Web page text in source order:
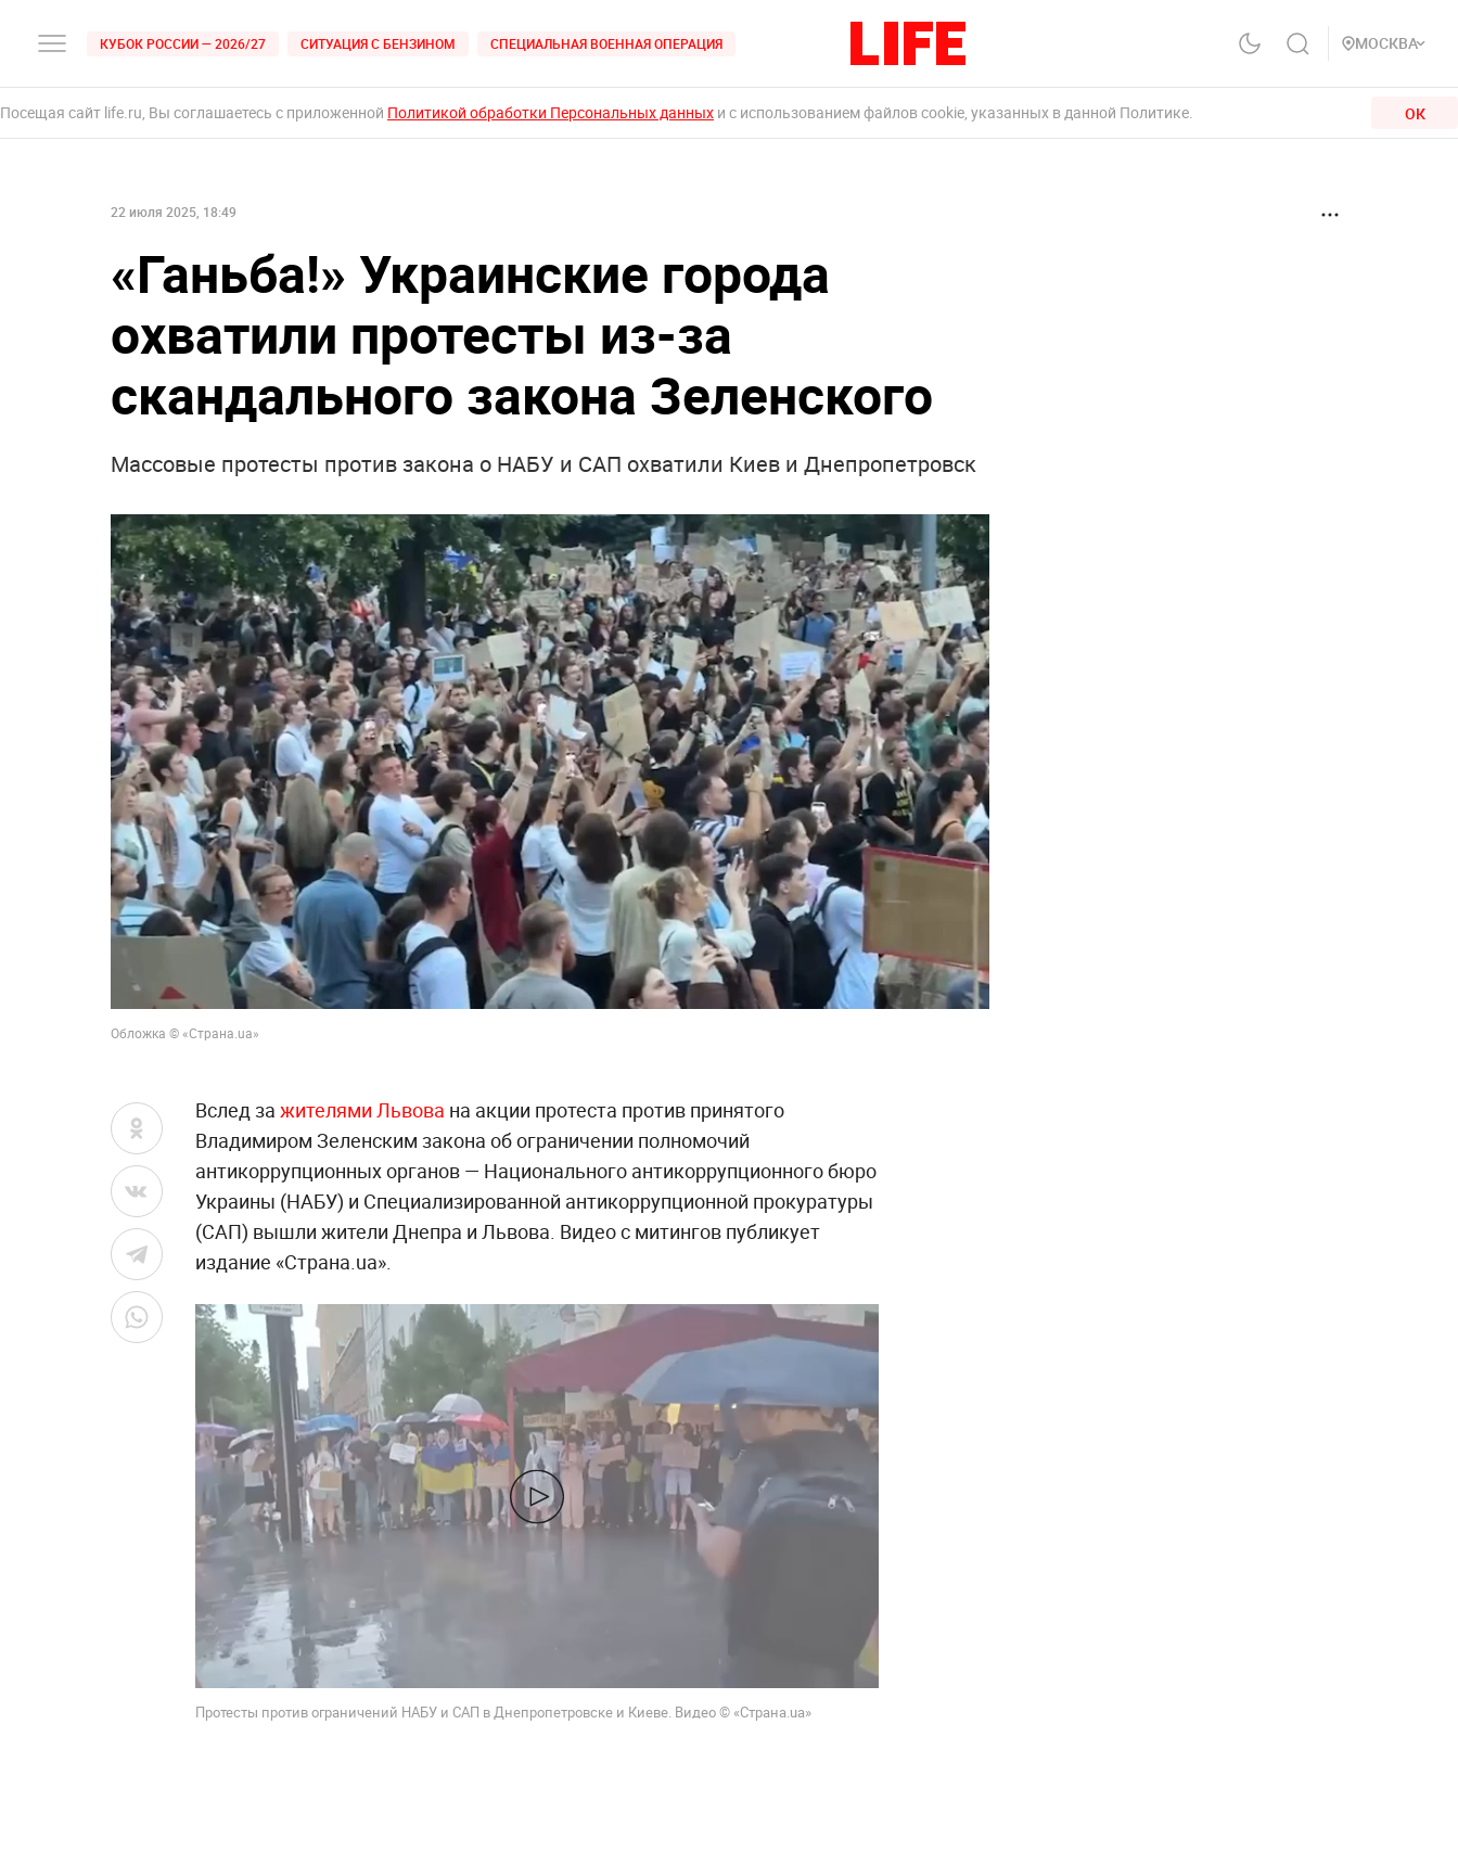
КУБОК РОССИИ — 2026/27 СИТУАЦИЯ С БЕНЗИНОМ СПЕЦИАЛЬНАЯ ВОЕННАЯ ОПЕРАЦИЯ МОСКВА
Посещая сайт life.ru, Вы соглашаетесь с приложенной Политикой обработки Персональных данных и с использованием файлов cookie, указанных в данной Политике. ОК
22 июля 2025, 18:49
«Ганьба!» Украинские города
охватили протесты из-за
скандального закона Зеленского
Массовые протесты против закона о НАБУ и САП охватили Киев и Днепропетровск
Обложка © «Страна.ua»
Вслед за жителями Львова на акции протеста против принятого
Владимиром Зеленским закона об ограничении полномочий
антикоррупционных органов — Национального антикоррупционного бюро
Украины (НАБУ) и Специализированной антикоррупционной прокуратуры
(САП) вышли жители Днепра и Львова. Видео с митингов публикует
издание «Страна.ua».
Протесты против ограничений НАБУ и САП в Днепропетровске и Киеве. Видео © «Страна.ua»